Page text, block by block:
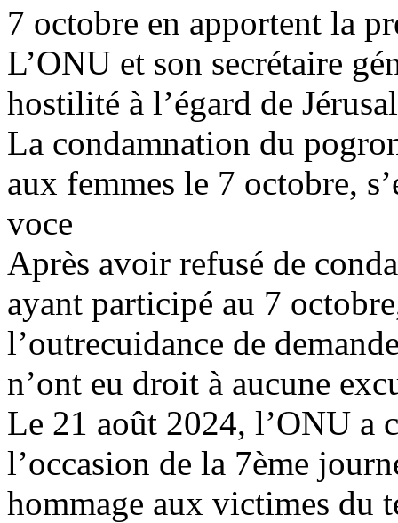
7 octobre en apportent la
L’ONU et son secrétaire
hostilité à l’égard de
La condamnation du
aux femmes le 7 octobre,
voce
Après avoir refusé de
ayant participé au 7
l’outrecuidance de
n’ont eu droit à aucune
Le 21 août 2024, l’ONU a
l’occasion de la 7ème
hommage aux victimes du